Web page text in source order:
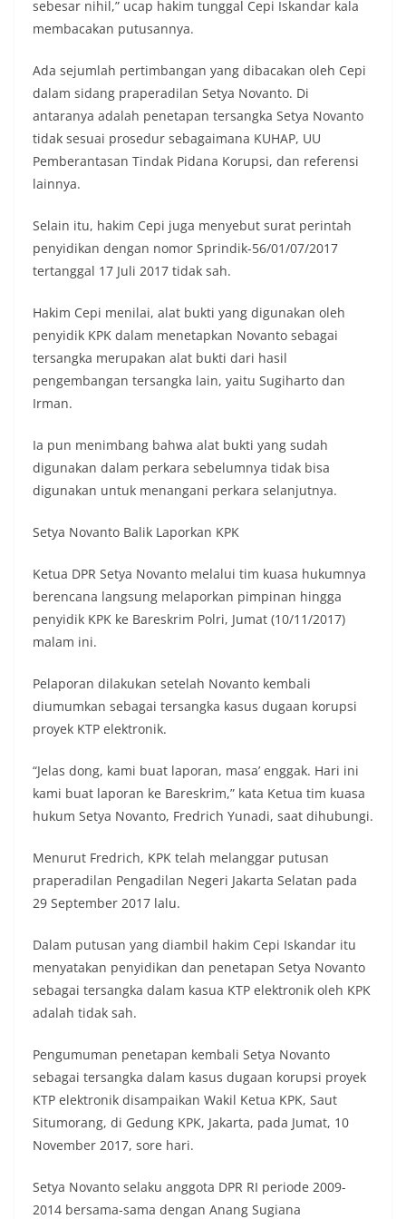
sebesar nihil,” ucap hakim tunggal Cepi Iskandar kala
membacakan putusannya.
Ada sejumlah pertimbangan yang dibacakan oleh Cepi
dalam sidang praperadilan Setya Novanto. Di
antaranya adalah penetapan tersangka Setya Novanto
tidak sesuai prosedur sebagaimana KUHAP, UU
Pemberantasan Tindak Pidana Korupsi, dan referensi
lainnya.
Selain itu, hakim Cepi juga menyebut surat perintah
penyidikan dengan nomor Sprindik-56/01/07/2017
tertanggal 17 Juli 2017 tidak sah.
Hakim Cepi menilai, alat bukti yang digunakan oleh
penyidik KPK dalam menetapkan Novanto sebagai
tersangka merupakan alat bukti dari hasil
pengembangan tersangka lain, yaitu Sugiharto dan
Irman.
Ia pun menimbang bahwa alat bukti yang sudah
digunakan dalam perkara sebelumnya tidak bisa
digunakan untuk menangani perkara selanjutnya.
Setya Novanto Balik Laporkan KPK
Ketua DPR Setya Novanto melalui tim kuasa hukumnya
berencana langsung melaporkan pimpinan hingga
penyidik KPK ke Bareskrim Polri, Jumat (10/11/2017)
malam ini.
Pelaporan dilakukan setelah Novanto kembali
diumumkan sebagai tersangka kasus dugaan korupsi
proyek KTP elektronik.
“Jelas dong, kami buat laporan, masa’ enggak. Hari ini
kami buat laporan ke Bareskrim,” kata Ketua tim kuasa
hukum Setya Novanto, Fredrich Yunadi, saat dihubungi.
Menurut Fredrich, KPK telah melanggar putusan
praperadilan Pengadilan Negeri Jakarta Selatan pada
29 September 2017 lalu.
Dalam putusan yang diambil hakim Cepi Iskandar itu
menyatakan penyidikan dan penetapan Setya Novanto
sebagai tersangka dalam kasua KTP elektronik oleh KPK
adalah tidak sah.
Pengumuman penetapan kembali Setya Novanto
sebagai tersangka dalam kasus dugaan korupsi proyek
KTP elektronik disampaikan Wakil Ketua KPK, Saut
Situmorang, di Gedung KPK, Jakarta, pada Jumat, 10
November 2017, sore hari.
Setya Novanto selaku anggota DPR RI periode 2009-
2014 bersama-sama dengan Anang Sugiana